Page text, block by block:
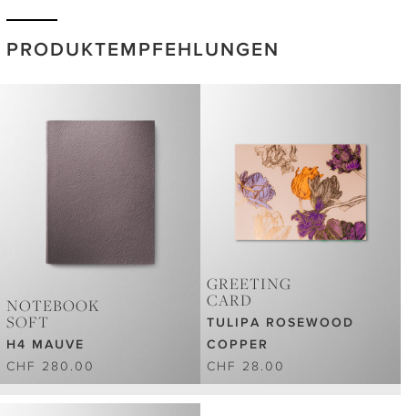
PRODUKTEMPFEHLUNGEN
NOTEBOOK
SOFT
H4 MAUVE
CHF 280.00
GREETING
CARD
TULIPA ROSEWOOD
COPPER
CHF 28.00